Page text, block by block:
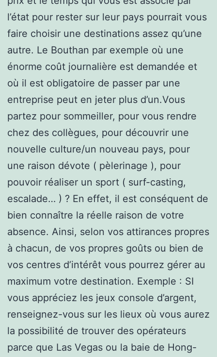
l’état pour rester sur leur pays pourrait vous
faire choisir une destinations assez qu’une
autre. Le Bouthan par exemple où une
énorme coût journalière est demandée et
où il est obligatoire de passer par une
entreprise peut en jeter plus d’un.Vous
partez pour sommeiller, pour vous rendre
chez des collègues, pour découvrir une
nouvelle culture/un nouveau pays, pour
une raison dévote ( pèlerinage ), pour
pouvoir réaliser un sport ( surf-casting,
escalade… ) ? En effet, il est conséquent de
bien connaître la réelle raison de votre
absence. Ainsi, selon vos attirances propres
à chacun, de vos propres goûts ou bien de
vos centres d’intérêt vous pourrez gérer au
maximum votre destination. Exemple : SI
vous appréciez les jeux console d’argent,
renseignez-vous sur les lieux où vous aurez
la possibilité de trouver des opérateurs
parce que Las Vegas ou la baie de Hong-